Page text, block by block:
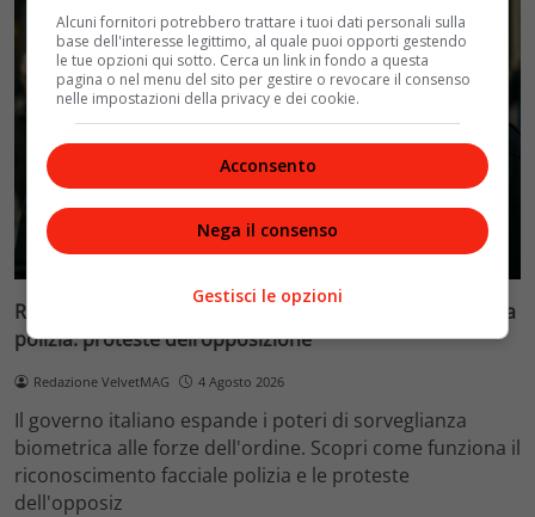
Politica
Riconoscimento facciale, il governo accelera i poteri alla
polizia: proteste dell’opposizione
Redazione VelvetMAG 4 Agosto 2026
Il governo italiano espande i poteri di sorveglianza
biometrica alle forze dell'ordine. Scopri come funziona il
riconoscimento facciale polizia e le proteste
dell'opposiz
Alcuni fornitori potrebbero trattare i tuoi dati personali sulla
base dell'interesse legittimo, al quale puoi opporti gestendo
le tue opzioni qui sotto. Cerca un link in fondo a questa
pagina o nel menu del sito per gestire o revocare il consenso
nelle impostazioni della privacy e dei cookie.
Acconsento
Nega il consenso
Gestisci le opzioni